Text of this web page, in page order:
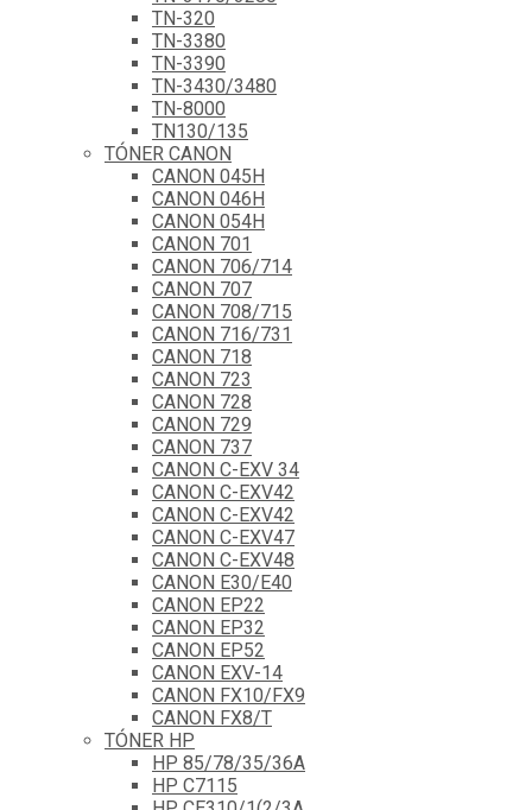
TN-320
TN-3380
TN-3390
TN-3430/3480
TN-8000
TN130/135
TÓNER CANON
CANON 045H
CANON 046H
CANON 054H
CANON 701
CANON 706/714
CANON 707
CANON 708/715
CANON 716/731
CANON 718
CANON 723
CANON 728
CANON 729
CANON 737
CANON C-EXV 34
CANON C-EXV42
CANON C-EXV42
CANON C-EXV47
CANON C-EXV48
CANON E30/E40
CANON EP22
CANON EP32
CANON EP52
CANON EXV-14
CANON FX10/FX9
CANON FX8/T
TÓNER HP
HP 85/78/35/36A
HP C7115